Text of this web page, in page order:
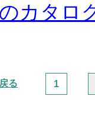
カタロ
戻る 1